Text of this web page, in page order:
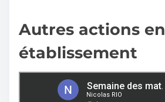
Autres actions en
établissement